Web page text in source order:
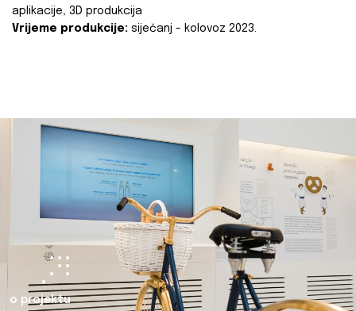
aplikacije, 3D produkcija
Vrijeme produkcije: siječanj - kolovoz 2023.
o projektu